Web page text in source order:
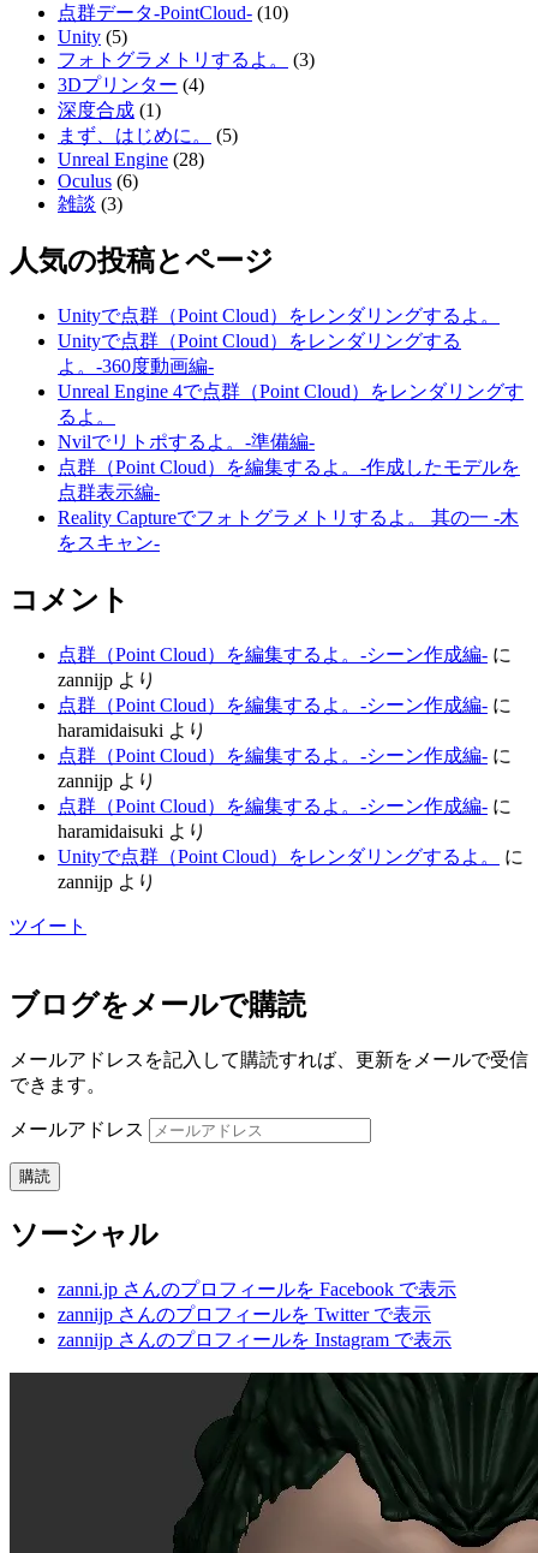
点群データ-PointCloud- (10)
Unity (5)
フォトグラメトリするよ。
(3)
3Dプリンター (4)
深度合成 (1)
まず、はじめに。
(5)
Unreal Engine (28)
Oculus (6)
雑談 (3)
人気の投稿とページ
Unityで点群（Point Cloud）をレンダリングするよ。
Unityで点群（Point Cloud）をレンダリングする
よ。-360度動画編-
Unreal Engine 4で点群（Point Cloud）をレンダリングす
るよ。
Nvilでリトポするよ。-準備編-
点群（Point Cloud）を編集するよ。-作成したモデルを
点群表示編-
Reality Captureでフォトグラメトリするよ。 其の一 -木
をスキャン-
コメント
点群（Point Cloud）を編集するよ。-シーン作成編- に
zannijp より
点群（Point Cloud）を編集するよ。-シーン作成編- に
haramidaisuki より
点群（Point Cloud）を編集するよ。-シーン作成編- に
zannijp より
点群（Point Cloud）を編集するよ。-シーン作成編- に
haramidaisuki より
Unityで点群（Point Cloud）をレンダリングするよ。
に
zannijp より
ツイート
ブログをメールで購読
メールアドレスを記入して購読すれば、更新をメールで受信
できます。
メールアドレス
購読
ソーシャル
zanni.jp さんのプロフィールを Facebook で表示
zannijp さんのプロフィールを Twitter で表示
zannijp さんのプロフィールを Instagram で表示